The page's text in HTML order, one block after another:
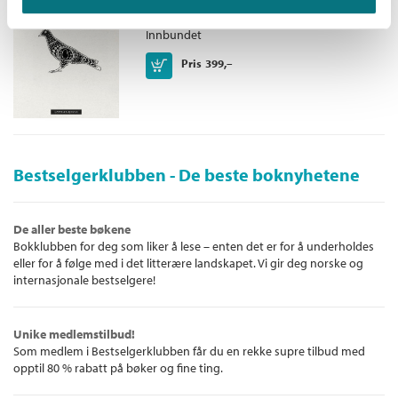
Rannveig Fern Leite Molven
Innbundet
Pris 399,–
Kjøp
Bestselgerklubben - De beste boknyhetene
De aller beste bøkene
Bokklubben for deg som liker å lese – enten det er for å underholdes
eller for å følge med i det litterære landskapet. Vi gir deg norske og
internasjonale bestselgere!
Unike medlemstilbud!
Som medlem i Bestselgerklubben får du en rekke supre tilbud med
opptil 80 % rabatt på bøker og fine ting.